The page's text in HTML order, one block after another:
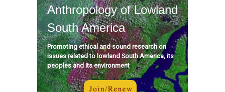
Anthropology of Lowland
South America
Promoting ethical and sound research on
issues related to lowland South America, its
peoples and its environment